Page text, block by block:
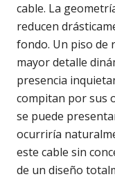
cable. La
reducen
fondo. Un piso de
mayor detalle
presencia
compitan por sus
se puede
ocurriría
este cable sin
de un diseño